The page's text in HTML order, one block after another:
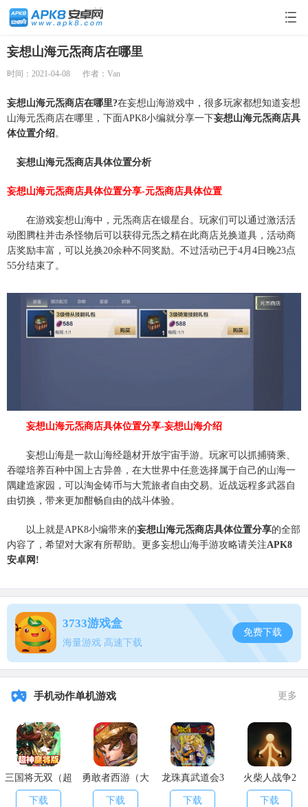
妄想山海元炁商店在哪里
时间：2021-04-08 作者：Van
妄想山海元炁商店在哪里?在妄想山海游戏中，很多玩家都想知道妄想
山海元炁商店在哪里，下面APK8小编就分享一下妄想山海元炁商店具
体位置介绍。
妄想山海元炁商店具体位置分析
妄想山海元炁商店具体位置分享-元炁商店具体位置
在游戏妄想山海中，元炁商店在锻星台。玩家们可以通过激活活
动图腾柱并击杀怪物后可以获得元炁之精在此商店兑换道具，活动商
店奖励丰富，可以兑换20余种不同奖励。不过活动已于4月4日晚23点
55分结束了。
妄想山海元炁商店具体位置分享-妄想山海介绍
妄想山海是一款山海经题材开放宇宙手游。玩家可以抓捕骑乘、
吞噬培养百种中国上古异兽，在大世界中任意选择属于自己的山海一
隅建造家园，可以淘金铸币与大荒旅者自由交易。近战远程多武器自
由切换，带来更加酣畅自由的战斗体验。
以上就是APK8小编带来的妄想山海元炁商店具体位置分享的全部
内容了，希望对大家有所帮助。更多妄想山海手游攻略请关注APK8
安卓网!
3733游戏盒
海量游戏 高速下载
免费下载
手机动作单机游戏 更多
三国将无双（超
神魔将版）
下载
勇敢者西游（大
乱斗）
下载
龙珠真武道会3
下载
火柴人战争2
下载